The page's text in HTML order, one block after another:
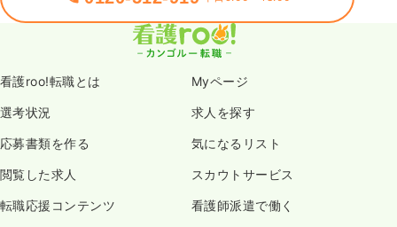
看護roo!転職とは Myページ
選考状況 求人を探す
応募書類を作る 気になるリスト
閲覧した求人 スカウトサービス
転職応援コンテンツ 看護師派遣で働く